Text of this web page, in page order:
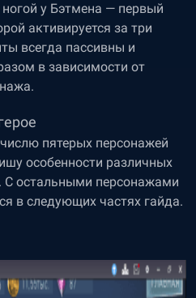
у Бэтмена — первый
активируется за три
всегда пассивны и
в зависимости от
пятерых персонажей
особенности различных
С остальными персонажами
в следующих частях гайда.